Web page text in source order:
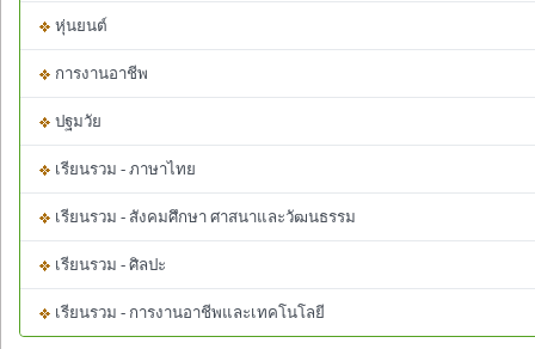
หุ่นยนต์
การงานอาชีพ
ปฐมวัย
เรียนรวม - ภาษาไทย
เรียนรวม - สังคมศึกษา ศาสนาและวัฒนธรรม
เรียนรวม - ศิลปะ
เรียนรวม - การงานอาชีพและเทคโนโลยี